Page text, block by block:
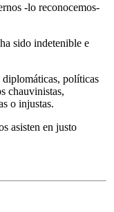
-lo reconocemos-
sido indetenible e
políticas
chauvinistas,
o injustas.
asisten en justo